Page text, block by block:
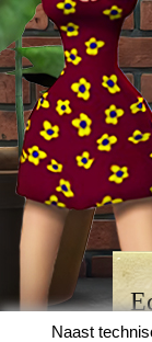
Naast